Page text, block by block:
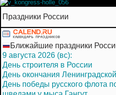
Праздники России
Ближайшие праздники
9 августа 2026 (вс):
День строителя в России
День окончания
День победы русского флота